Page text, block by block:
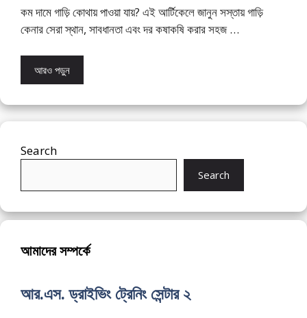
কম দামে গাড়ি কোথায় পাওয়া যায়? এই আর্টিকেলে জানুন সস্তায় গাড়ি
কেনার সেরা স্থান, সাবধানতা এবং দর কষাকষি করার সহজ …
আরও পড়ুন
Search
Search
আমাদের সম্পর্কে
আর.এস. ড্রাইভিং ট্রেনিং সেন্টার ২